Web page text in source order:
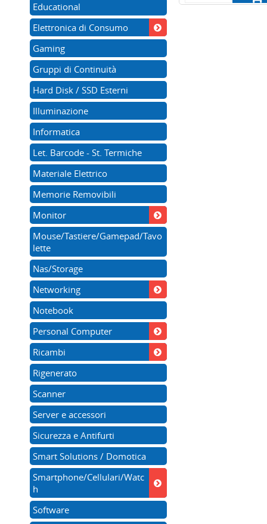
Educational
Elettronica di Consumo
Gaming
Gruppi di Continuità
Hard Disk / SSD Esterni
Illuminazione
Informatica
Let. Barcode - St. Termiche
Materiale Elettrico
Memorie Removibili
Monitor
Mouse/Tastiere/Gamepad/Tavo
lette
Nas/Storage
Networking
Notebook
Personal Computer
Ricambi
Rigenerato
Scanner
Server e accessori
Sicurezza e Antifurti
Smart Solutions / Domotica
Smartphone/Cellulari/Watc
h
Software